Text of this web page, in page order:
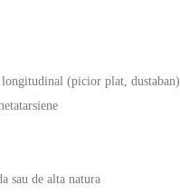
(picior plat, dustaban)
sau de alta natura